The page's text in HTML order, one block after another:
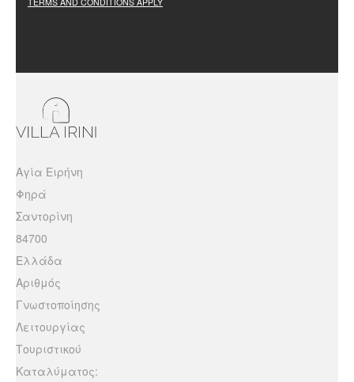
Αγία Ειρήνη
Φηρά
Σαντορίνη
84700
Ελλάδα
Αριθμός
Γνωστοποίησης
Λειτουργίας
Τουριστικού
Καταλύματος: